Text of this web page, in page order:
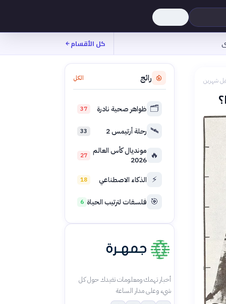
كل الأقسام
شهرين رائج الكل
🗂️ ظواهر صحية نادرة 37
🛰️ رحلة أرتيمس 2 33
🔥 مونديال كأس العالم
2026
27
⚡ الذكاء الاصطناعي 18
🎯 فلسفات لترتيب الحياة 6
أخبار تهمك ومعلومات تفيدك حول كل
شيء وعلى مدار الساعة